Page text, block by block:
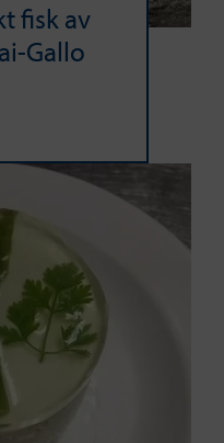
fisk av
Gallo